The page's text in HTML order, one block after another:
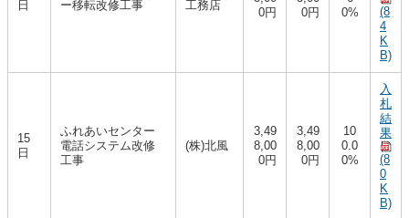
日
ー移転改修工事
工務店
0円
0円
0%
(8
4
K
B)
15
日
ふれあいセンター
電話システム改修
工事
(株)北風
3,49
8,00
0円
3,49
8,00
0円
10
0.0
0%
入
札
結
果
(8
0
K
B)